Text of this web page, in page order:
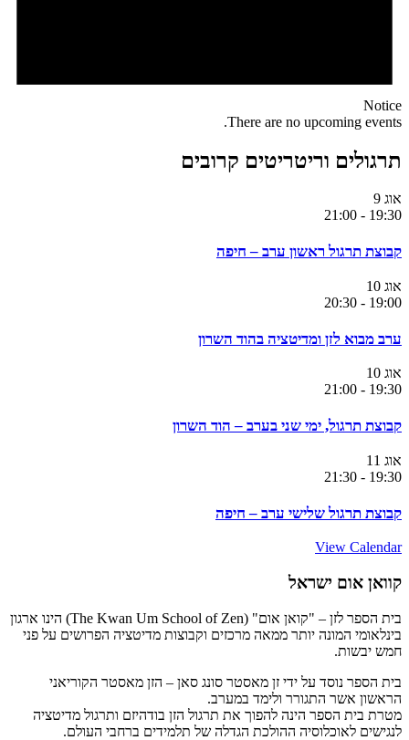
Notice
There are no upcoming events.
תרגולים וריטריטים קרובים
אוג 9
19:30
-
21:00
קבוצת תרגול ראשון ערב – חיפה
אוג 10
19:00
-
20:30
ערב מבוא לזן ומדיטציה בהוד השרון
אוג 10
19:30
-
21:00
קבוצת תרגול, ימי שני בערב – הוד השרון
אוג 11
19:30
-
21:30
קבוצת תרגול שלישי ערב – חיפה
View Calendar
קוואן אום ישראל
בית הספר לזן – "קואן אום" (The Kwan Um School of Zen) הינו ארגון
בינלאומי המונה יותר ממאה מרכזים וקבוצות מדיטציה הפרושים על פני
חמש יבשות.
בית הספר נוסד על ידי זן מאסטר סונג סאן – הזן מאסטר הקוריאני
הראשון אשר התגורר ולימד במערב.
מטרת בית הספר הינה להפוך את תרגול הזן בודהיזם ותרגול מדיטציה
לנגישים לאוכלוסיה ההולכת הגדלה של תלמידים ברחבי העולם.